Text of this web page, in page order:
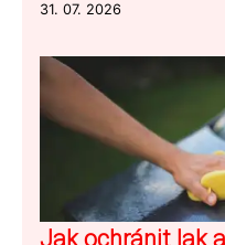
31. 07. 2026
Jak ochránit lak